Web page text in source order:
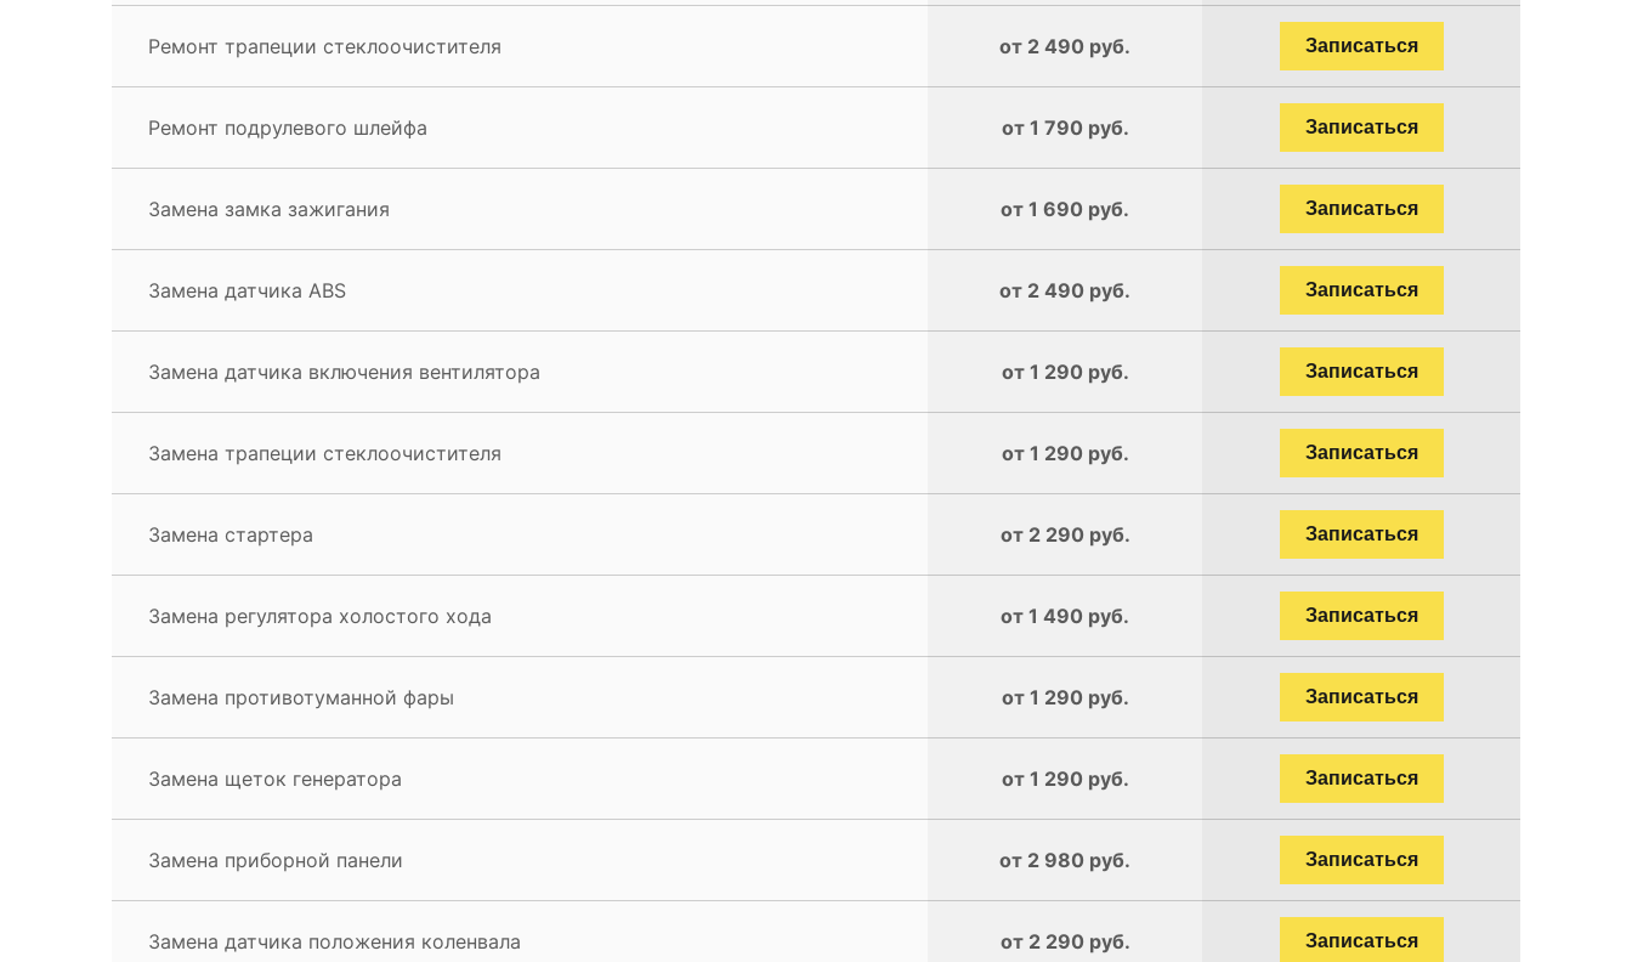
Ремонт трапеции стеклоочистителя от 2 490 руб. Записаться
Ремонт подрулевого шлейфа от 1 790 руб. Записаться
Замена замка зажигания от 1 690 руб. Записаться
Замена датчика ABS от 2 490 руб. Записаться
Замена датчика включения вентилятора от 1 290 руб. Записаться
Замена трапеции стеклоочистителя от 1 290 руб. Записаться
Замена стартера от 2 290 руб. Записаться
Замена регулятора холостого хода от 1 490 руб. Записаться
Замена противотуманной фары от 1 290 руб. Записаться
Замена щеток генератора от 1 290 руб. Записаться
Замена приборной панели от 2 980 руб. Записаться
Замена датчика положения коленвала от 2 290 руб. Записаться